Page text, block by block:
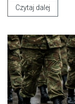
Czytaj dalej